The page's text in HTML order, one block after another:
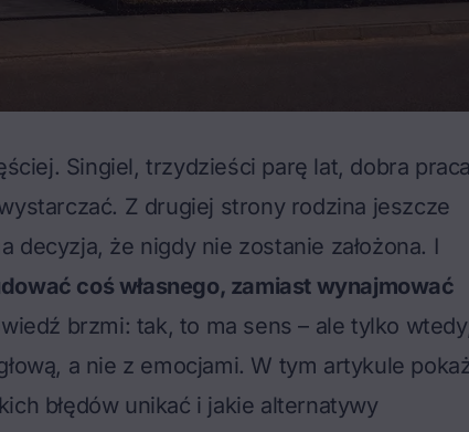
Singiel, trzydzieści parę lat, dobra
Z drugiej strony rodzina jeszcze
decyzja, że nigdy nie zostanie założona. I
coś własnego, zamiast wynajmować
brzmi: tak, to ma sens – ale tylko
a nie z emocjami. W tym artykule
błędów unikać i jakie alternatywy